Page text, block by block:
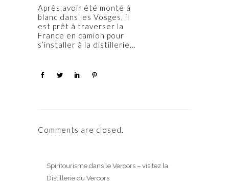
Après avoir été monté à
blanc dans les Vosges, il
est prêt à traverser la
France en camion pour
s’installer à la distillerie…
Comments are closed.
Spiritourisme dans le Vercors – visitez la
Distillerie du Vercors